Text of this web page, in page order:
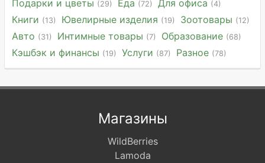
Подарки и цветы (29) Еда (72) Для офиса (4)
Книги (13) Ювелирные изделия (19) Зоотовары (12)
Авто (31) Интимные товары (7) Образование (68)
Кэшбэк и финансы (19) Услуги (87) Разное (78)
Магазины
WildBerries
Lamoda